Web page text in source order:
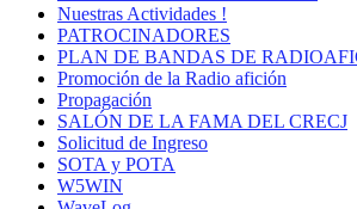
Nuestras Actividades !
PATROCINADORES
PLAN DE BANDAS DE
Promoción de la Radio afición
Propagación
SALÓN DE LA FAMA DEL CRECJ
Solicitud de Ingreso
SOTA y POTA
W5WIN